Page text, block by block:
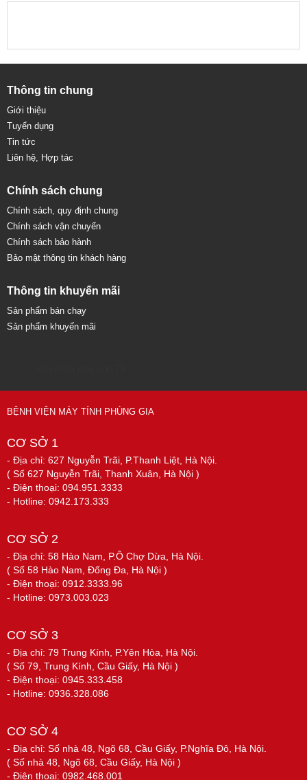
Thông tin chung
Giới thiệu
Tuyển dụng
Tin tức
Liên hệ, Hợp tác
Chính sách chung
Chính sách, quy định chung
Chính sách vận chuyển
Chính sách bảo hành
Bảo mật thông tin khách hàng
Thông tin khuyến mãi
Sản phẩm bán chạy
Sản phẩm khuyến mãi
BỆNH VIỆN MÁY TÍNH PHÙNG GIA
CƠ SỞ 1
- Địa chỉ: 627 Nguyễn Trãi, P.Thanh Liệt, Hà Nội.
( Số 627 Nguyễn Trãi, Thanh Xuân, Hà Nội )
- Điện thoại: 094.951.3333
- Hotline: 0942.173.333
CƠ SỞ 2
- Địa chỉ: 58 Hào Nam, P.Ô Chợ Dừa, Hà Nội.
( Số 58 Hào Nam, Đống Đa, Hà Nội )
- Điện thoại: 0912.3333.96
- Hotline: 0973.003.023
CƠ SỞ 3
- Địa chỉ: 79 Trung Kính, P.Yên Hòa, Hà Nội.
( Số 79, Trung Kính, Cầu Giấy, Hà Nội )
- Điện thoại: 0945.333.458
- Hotline: 0936.328.086
CƠ SỞ 4
- Địa chỉ: Số nhà 48, Ngõ 68, Cầu Giấy, P.Nghĩa Đô, Hà Nội.
( Số nhà 48, Ngõ 68, Cầu Giấy, Hà Nội )
- Điện thoại: 0982.468.001